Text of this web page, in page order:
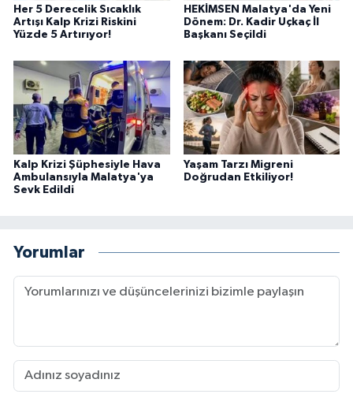
Her 5 Derecelik Sıcaklık
Artışı Kalp Krizi Riskini
Yüzde 5 Artırıyor!
HEKİMSEN Malatya'da Yeni
Dönem: Dr. Kadir Uçkaç İl
Başkanı Seçildi
Kalp Krizi Şüphesiyle Hava
Ambulansıyla Malatya'ya
Sevk Edildi
Yaşam Tarzı Migreni
Doğrudan Etkiliyor!
Yorumlar